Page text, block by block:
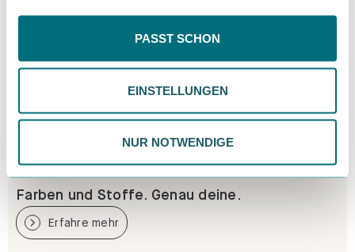
Inhalte eingeschränkt sein könnten. Wähle
deiner Präferenzen. Du kannst deine Wahl jederzeit
ändern. Weitere Informationen findest du in unserer
Datenschutzrichtlinie.
PASST SCHON
EINSTELLUNGEN
NUR NOTWENDIGE
Farben und Stoffe. Genau deine.
Erfahre mehr